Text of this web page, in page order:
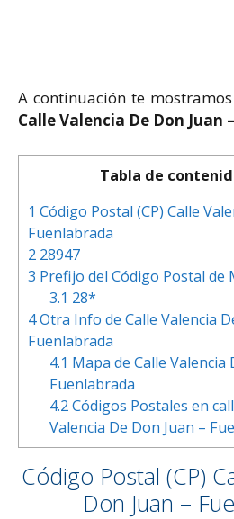
A continuación te
Calle Valencia De Don Juan
Tabla de
1 Código Postal (CP) Calle
Fuenlabrada
2 28947
3 Prefijo del Código Postal de
3.1 28*
4Otra Info de Calle Valencia
Fuenlabrada
4.1 Mapa de Calle Valencia
Fuenlabrada
4.2Códigos Postales en
Valencia De Don Juan –
Código Postal (CP)
Don Juan –